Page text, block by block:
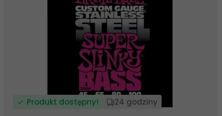
Produkt dostępny! 24 godziny